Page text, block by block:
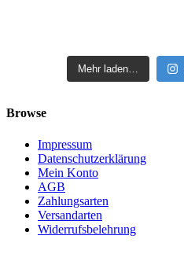
Mehr laden…
Browse
Impressum
Datenschutzerklärung
Mein Konto
AGB
Zahlungsarten
Versandarten
Widerrufsbelehrung